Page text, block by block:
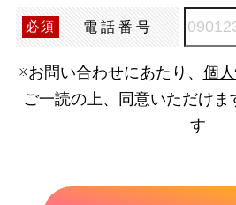
必須 電話番号
※お問い合わせにあたり、 個
ご一読の上、同意いただけま
す